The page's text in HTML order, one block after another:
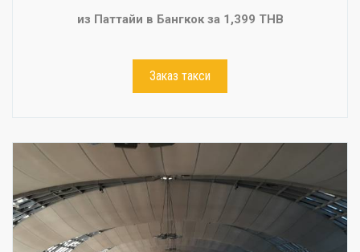
из Паттайи в Бангкок за 1,399 THB
Заказ такси